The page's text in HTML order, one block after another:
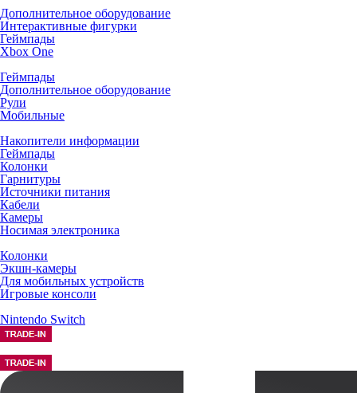
Дополнительное оборудование
Интерактивные фигурки
Геймпады
Xbox One
Геймпады
Дополнительное оборудование
Рули
Мобильные
Накопители информации
Геймпады
Колонки
Гарнитуры
Источники питания
Кабели
Камеры
Носимая электроника
Колонки
Экшн-камеры
Для мобильных устройств
Игровые консоли
Nintendo Switch